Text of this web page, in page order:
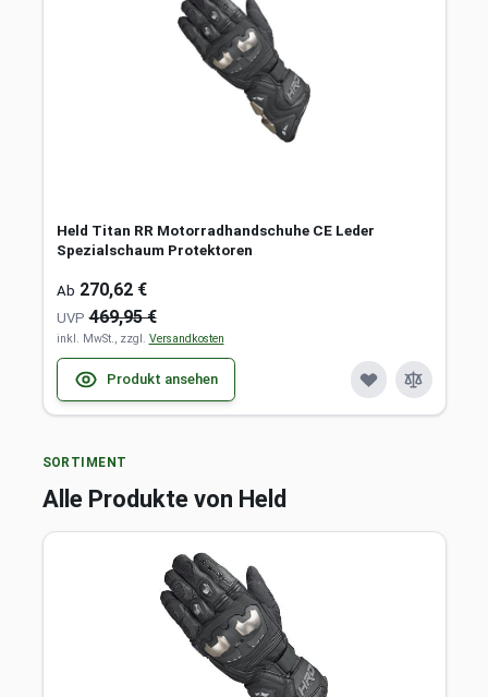
Held Titan RR Motorradhandschuhe CE Leder
Spezialschaum Protektoren
Ab 270,62 €
UVP 469,95 €
inkl. MwSt., zzgl. Versandkosten
Produkt ansehen
SORTIMENT
Alle Produkte von Held